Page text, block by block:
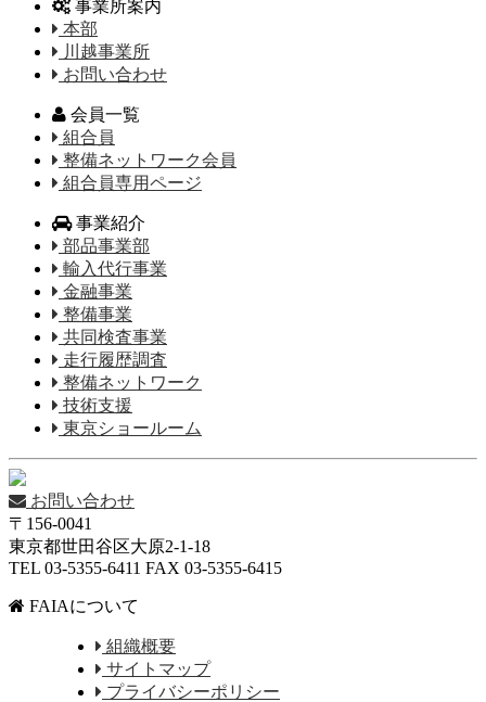
事業所案内
本部
川越事業所
お問い合わせ
会員一覧
組合員
整備ネットワーク会員
組合員専用ページ
事業紹介
部品事業部
輸入代行事業
金融事業
整備事業
共同検査事業
走行履歴調査
整備ネットワーク
技術支援
東京ショールーム
お問い合わせ
〒156-0041
東京都世田谷区大原2-1-18
TEL 03-5355-6411 FAX 03-5355-6415
FAIAについて
組織概要
サイトマップ
プライバシーポリシー